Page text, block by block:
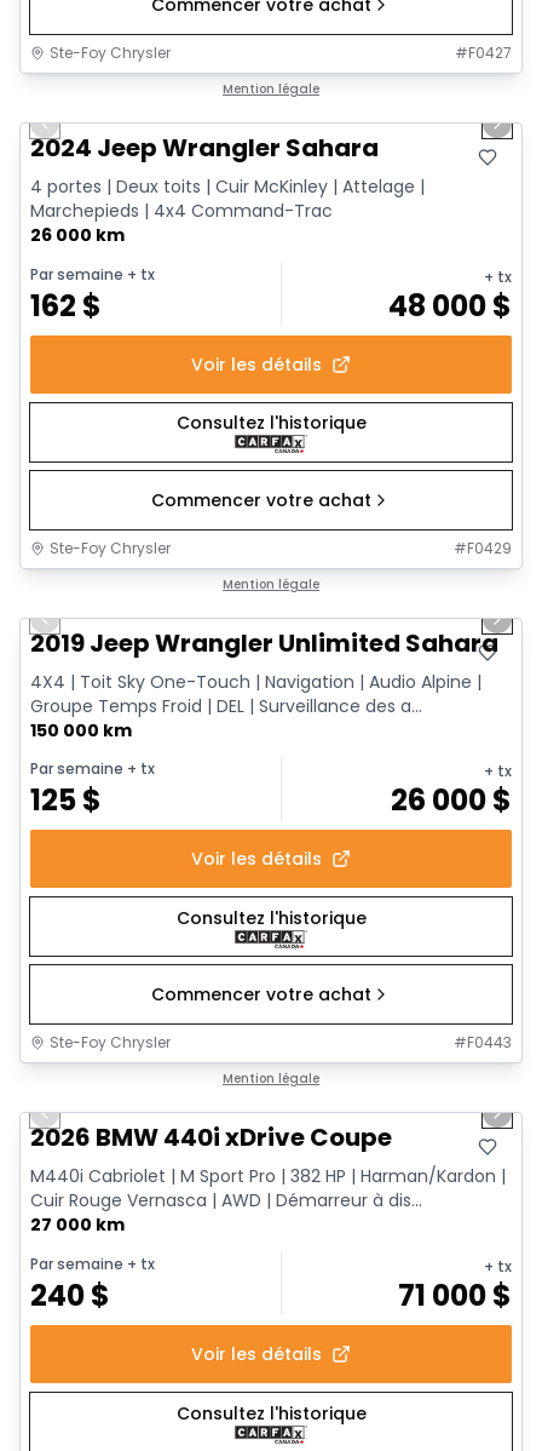
Ste-Foy Chrysler #F0427
Mention légale
Previous slide Next
2024 Jeep Wrangler Sahara
4 portes | Deux toits | Cuir McKinley | Attelage |
Marchepieds | 4x4 Command-Trac
26 000 km
Par semaine + tx
162 $
+ tx
48 000$
Voir les détails
Consultez l'historique
Commencer votre achat
Ste-Foy Chrysler #F0429
Mention légale
Previous slide Next
2019 Jeep Wrangler Unlimited Sahara
4X4 | Toit Sky One-Touch | Navigation | Audio Alpine |
Groupe Temps Froid | DEL | Surveillance des a...
150 000 km
Par semaine + tx
125$
+ tx
26 000$
Voir les détails
Consultez l'historique
Commencer votre achat
Ste-Foy Chrysler #F0443
Mention légale
Previous slide Next
2026 BMW 440i xDrive Coupe
M440i Cabriolet | M Sport Pro | 382 HP | Harman/Kardon |
Cuir Rouge Vernasca | AWD | Démarreur à dis...
27 000 km
Par semaine + tx
240$
+ tx
71 000$
Voir les détails
Consultez l'historique